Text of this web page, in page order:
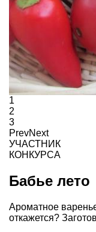
1
2
3
PrevNext
УЧАСТНИК
КОНКУРСА
Бабье лето
Ароматное
откажется?